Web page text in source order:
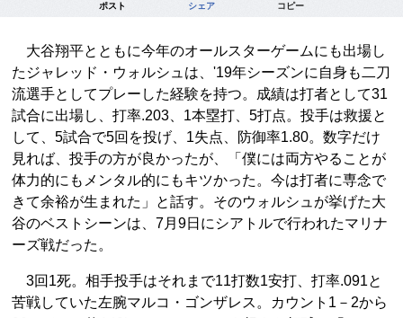
ポスト シェア コピー
大谷翔平とともに今年のオールスターゲームにも出場し
たジャレッド・ウォルシュは、'19年シーズンに自身も二刀
流選手としてプレーした経験を持つ。成績は打者として31
試合に出場し、打率.203、1本塁打、5打点。投手は救援と
して、5試合で5回を投げ、1失点、防御率1.80。数字だけ
見れば、投手の方が良かったが、「僕には両方やることが
体力的にもメンタル的にもキツかった。今は打者に専念で
きて余裕が生まれた」と話す。そのウォルシュが挙げた大
谷のベストシーンは、7月9日にシアトルで行われたマリナ
ーズ戦だった。
3回1死。相手投手はそれまで11打数1安打、打率.091と
苦戦していた左腕マルコ・ゴンザレス。カウント1－2から